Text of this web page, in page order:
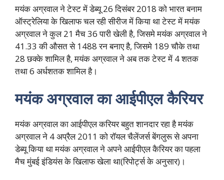
मयंक अग्रवाल ने टेस्ट में डेब्यू 26 दिसंबर 2018 को भारत बनाम
ऑस्ट्रेलिया के खिलाफ चल रही सीरीज में किया था टेस्ट में मयंक
अग्रवाल ने कुल 21 मैच 36 पारी खेली है, जिसमे मयंक अग्रवाल ने
41.33 की औसत से 1488 रन बनाए है, जिसमे 189 चौके तथा
28 छक्के शामिल है, मयंक अग्रवाल ने अब तक टेस्ट में 4 शतक
तथा 6 अर्धशतक शामिल है।
मयंक अग्रवाल का आईपीएल कैरियर
मयंक अग्रवाल का आईपीएल करियर बहुत शानदार रहा है मयंक
अग्रवाल ने 4 अप्रैल 2011 को रॉयल चैलेंजर्स बेंगलुरू से अपना
डेब्यू किया था मयंक अग्रवाल ने अपने आईपीएल कैरियर का पहला
मैच मुंबई इंडियंस के खिलाफ खेला था(रिपोर्ट्स के अनुसार)।